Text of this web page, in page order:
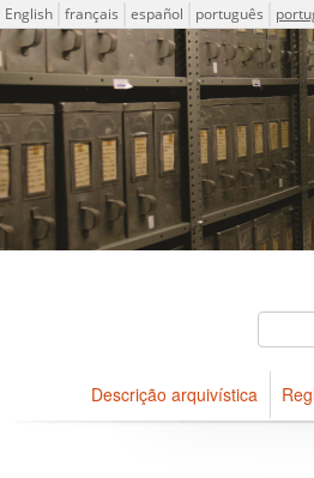
Idioma
English français español português
Descrições arquivísticas
Projeto ICA-AtoM
Descrição arquivística